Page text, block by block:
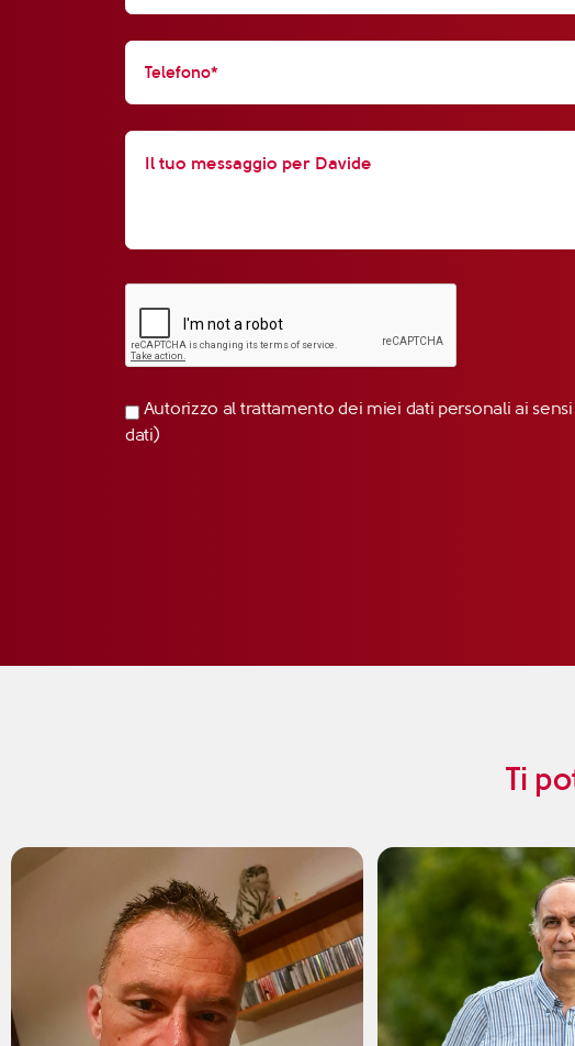
Autorizzo al trattamento dei miei dati personali ai
dati)
Ti